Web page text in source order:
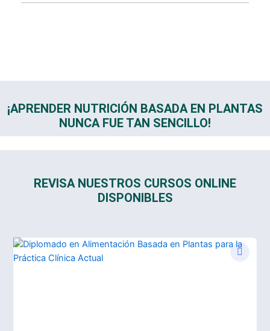
¡APRENDER NUTRICIÓN BASADA EN PLANTAS
NUNCA FUE TAN SENCILLO!
REVISA NUESTROS CURSOS ONLINE
DISPONIBLES